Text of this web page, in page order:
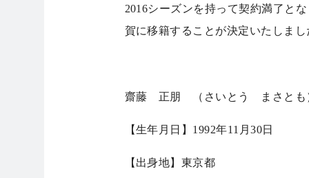
2016シーズンを持って契約満了と
賀に移籍することが決定いたしま
齋藤 正朋 （さいとう まさとも
【生年月日】1992年11月30日
【出身地】東京都